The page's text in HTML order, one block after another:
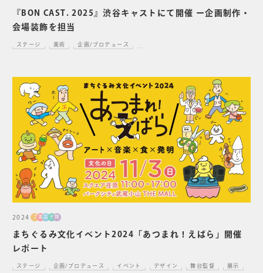
『BON CAST. 2025』渋谷キャストにて開催 ー企画制作・
会場装飾を担当
ステージ 美術 企画/プロデュース
まちぐるみ文化イベント2024「あつまれ！えばら」開催
レポート
2024 プ美設 デ 舞
ステージ 企画/プロデュース イベント デザイン 舞台監督 展示